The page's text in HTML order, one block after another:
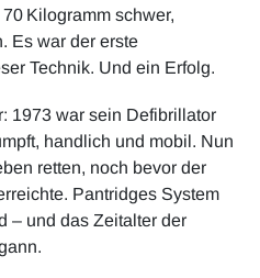
Kilogramm schwer,
Es war der erste
Technik. Und ein Erfolg.
1973 war sein Defibrillator
handlich und mobil. Nun
retten, noch bevor der
Pantridges System
– und das Zeitalter der